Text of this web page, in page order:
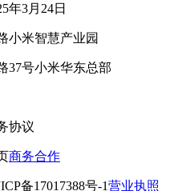
年3月24日
小米智慧产业园
37号小米华东总部
协议
商务合作
备17017388号-1营业执照